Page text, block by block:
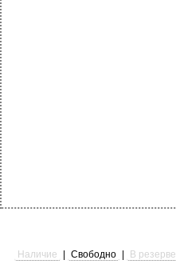
Наличие Свободно В резерве